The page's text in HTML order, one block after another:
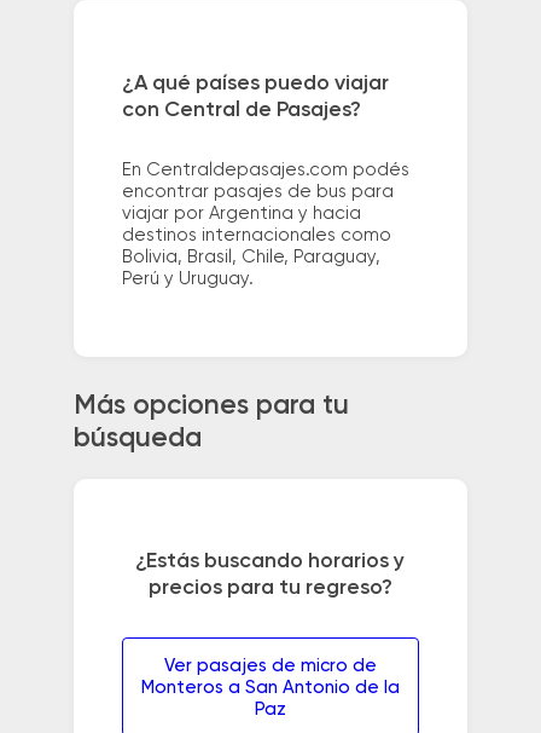
¿A qué países puedo viajar
con Central de Pasajes?
En Centraldepasajes.com podés
encontrar pasajes de bus para
viajar por Argentina y hacia
destinos internacionales como
Bolivia, Brasil, Chile, Paraguay,
Perú y Uruguay.
Más opciones para tu
búsqueda
¿Estás buscando horarios y
precios para tu regreso?
Ver pasajes de micro de
Monteros a San Antonio de la
Paz